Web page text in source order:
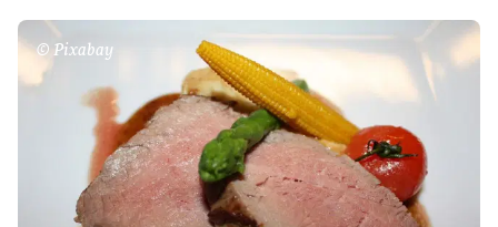
© Pixabay